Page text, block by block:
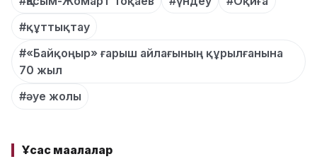
#құттықтау
#«Байқоңыр» ғарыш айлағының құрылғанына
70 жыл
#әуе жолы
Ұқсас мақалалар